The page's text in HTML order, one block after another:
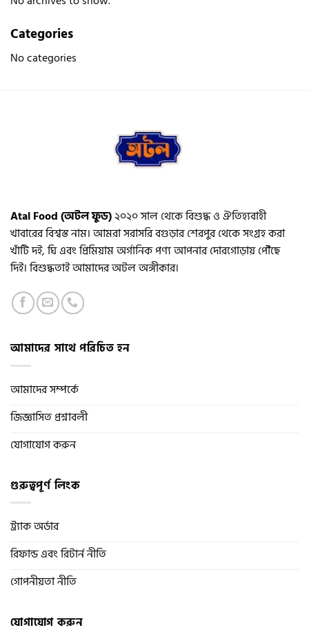
Categories
No categories
Atal Food (অটল ফুড)২০২০ সাল থেকে বিশুদ্ধ ও ঐতিহ্যবাহী
খাবারের বিশ্বস্ত নাম। আমরা সরাসরি বগুড়ার শেরপুর থেকে সংগ্রহ করা
খাঁটি দই, ঘি এবং প্রিমিয়াম অর্গানিক পণ্য আপনার দোরগোড়ায় পৌঁছে
দিই। বিশুদ্ধতাই আমাদের অটল অঙ্গীকার।
আমাদের সাথে পরিচিত হন
আমাদের সম্পর্কে
জিজ্ঞাসিত প্রশ্নাবলী
যোগাযোগ করুন
গুরুত্বপূর্ণ লিংক
ট্র্যাক অর্ডার
রিফান্ড এবং রিটার্ন নীতি
গোপনীয়তা নীতি
যোগাযোগ করুন